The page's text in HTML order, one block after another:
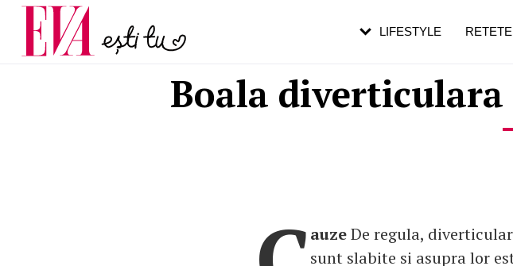
Boala
auzeDe regula,
sunt slabite si asupra lor
LIFESTYLE RETETE
Carieră
Actualitate
pe